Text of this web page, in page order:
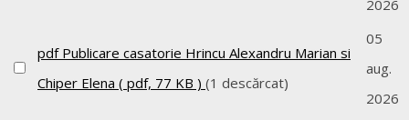
2026
pdf Publicare casatorie Hrincu Alexandru Marian si
Chiper Elena ( pdf, 77 KB ) (1 descărcat)
05
aug.
2026